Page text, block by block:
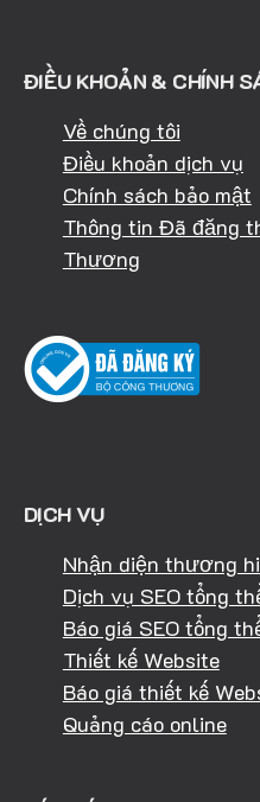
ĐIỀU KHOẢN & CHÍNH
Về chúng tôi
Điều khoản dịch vụ
Chính sách bảo mật
Thông tin Đã đăng
Thương
DỊCH VỤ
Nhận diện thương
Dịch vụ SEO tổng
Báo giá SEO tổng
Thiết kế Website
Báo giá thiết kế
Quảng cáo online